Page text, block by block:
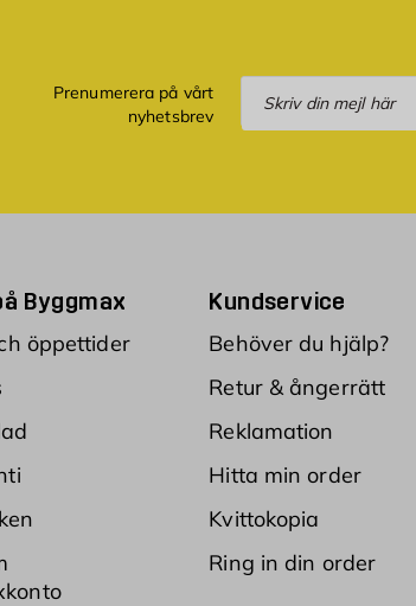
Prenumerera på vårt
nyhetsbrev
Prenumerera
Byggmax
öppettider
Kundservice
Behöver du hjälp?
Retur & ångerrätt
Reklamation
Hitta min order
Kvittokopia
Ring in din order